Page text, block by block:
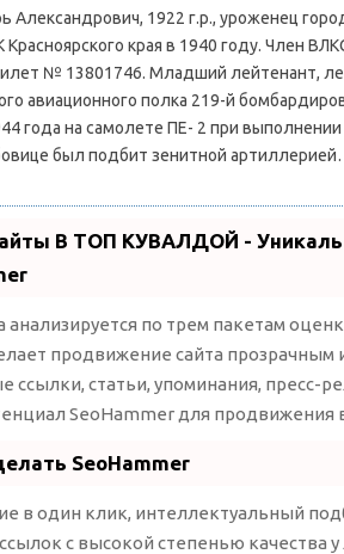
Александрович, 1922 г.р., уроженец
Красноярского края в 1940 году. Член
№ 13801746. Младший лейтенант,
авиационного полка 219-й
года на самолете ПЕ- 2 при
был подбит зенитной
В ТОП КУВАЛДОЙ -
анализируется по трем пакетам
продвижение сайта прозрачным
ссылки, статьи, упоминания, пресс-
SeoHammer для продвижения
SeoHammer
в один клик, интеллектуальный
с высокой степенью качества